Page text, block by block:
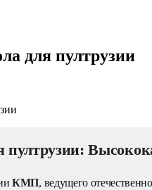
для пултрузии
КМП, ведущего